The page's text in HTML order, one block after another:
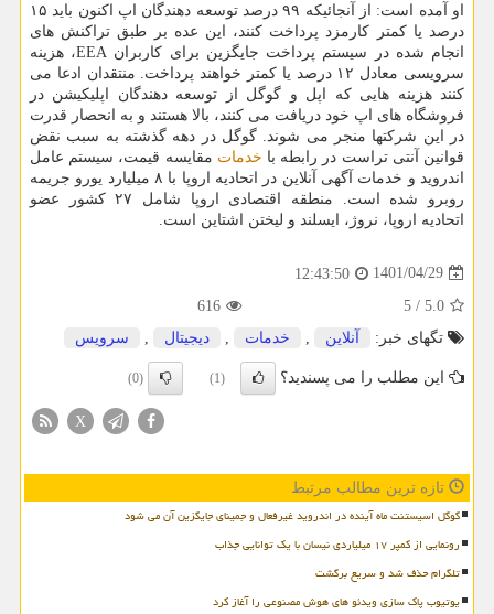
او آمده است: از آنجائیکه ۹۹ درصد توسعه دهندگان اپ اکنون باید ۱۵
درصد یا کمتر کارمزد پرداخت کنند، این عده بر طبق تراکنش های
انجام شده در سیستم پرداخت جایگزین برای کاربران EEA، هزینه
سرویسی معادل ۱۲ درصد یا کمتر خواهند پرداخت. منتقدان ادعا می
کنند هزینه هایی که اپل و گوگل از توسعه دهندگان اپلیکیشن در
فروشگاه های اپ خود دریافت می کنند، بالا هستند و به انحصار قدرت
در این شرکتها منجر می شوند. گوگل در دهه گذشته به سبب نقض
قوانین آنتی تراست در رابطه با خدمات مقایسه قیمت، سیستم عامل
اندروید و خدمات آگهی آنلاین در اتحادیه اروپا با ۸ میلیارد یورو جریمه
روبرو شده است. منطقه اقتصادی اروپا شامل ۲۷ کشور عضو
اتحادیه اروپا، نروژ، ایسلند و لیختن اشتاین است.
1401/04/29
12:43:50
5.0
/
5
616
تگهای خبر:
آنلاین خدمات دیجیتال سرویس
این مطلب را می پسندید؟ (1)
(0)
X
تازه ترین مطالب مرتبط
گوگل اسیستنت ماه آینده در اندروید غیرفعال و جمینای جایگزین آن می شود
رونمایی از کمپر ۱۷ میلیاردی نیسان با یک توانایی جذاب
تلگرام حذف شد و سریع برگشت
یوتیوب پاک سازی ویدئو های هوش مصنوعی را آغاز کرد